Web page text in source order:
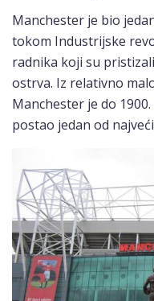
Manchester je bio
tokom Industrijske
radnika koji su
ostrva. Iz relativno
Manchester je do
postao jedan od